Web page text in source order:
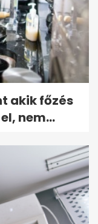
akik főzés
nem...